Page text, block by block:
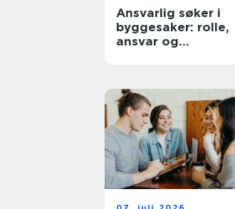
Ansvarlig søker i
byggesaker: rolle,
ansvar og